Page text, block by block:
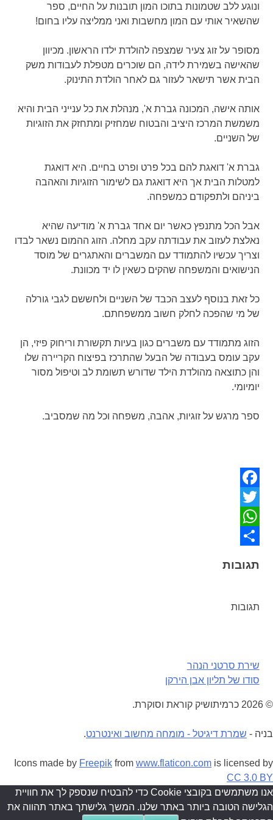
ונוגע ללב שטמונות בתוכו המון תובנות על החיים, ספר
שהשאיר אותי עם המון מחשבות ואני ממליצה עליו בחום!
מסופר על זוג צעיר שמצפה להולדת ילדו הראשון. מכיוון
שהאישה בשמירת לידה, הם שוכרים מטפלת לעבודות משק
הבית אשר תישאר לעזור גם לאחר הולדת התינוק.
אותה אישה, המכונה גברת א', מנהלת את כל ענייני הבית והיא
משמשת המרכז היציב והבטוח שמחזיק ומתחזק את הזוגיות
של השניים.
גברת א' דואגת להם בכל פרט ופרט בחיים. היא דואגת
למטלות הבית אך היא דואגת גם לשימור הזוגיות והאהבה
ביניהם ולתפקודם כמשפחה.
אבל הכל מתנפץ כאשר יום אחד גברת א' מודיעה שהיא
נאלצת לעזוב את עבודתה עקב מחלה. הזוג ההמום נשאר לבדו
וצריך עכשיו להתמודד עם המשברים והאתגרים של מוסד
הנישואים והמשפחה שהקים כשאין לו יד מכוונת.
כל זאת בנוסף לעצב הכבד של השניים ולחששם לגבי גורלה
של מי שהפכה לחלק חשוב ממשפחתם.
הזוג מתמודד עם משברים כגון בעיות תקשורת וריחוק פיזי, הן
עקב עומס בעבודה של הבעל שהתרכז בפיצוח הקריירה שלו
והן כתוצאה מהולדת הילד שדורש תשומת לב וטיפול מסור
יומיומי.
ספר מרגש על זוגיות, אהבה, משפחה וכל מה שמסביב.
Facebook
Twitter
WhatsApp
תגובות
תגובות
ניווט
שירת סרטני הנהר
סודו של תליון אבן הירקן
© 2026 כרמיתושיק קוראת וסוקרת.
בניה - שמרת דיגיטל - מומחה מחשוב ואינטרנט.
Icons made by Freepik from www.flaticon.com is licensed by
CC 3.0 BY
אנו משתמשים בקובצי Cookie כדי להבטיח שנספק לך את חוויית
הגלישה הטובה ביותר באתר שלנו. המשך גלישתך באתר תהווה את